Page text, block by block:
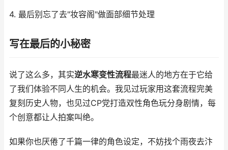
4. 最后别忘了去"妆容阁"做面部细节处理
写在最后的小秘密
说了这么多，其实逆水寒变性流程最迷人的地方在于它给
了我们体验不同人生的机会。我见过玩家用这套流程完美
复刻历史人物，也见过CP党打造双性角色玩分身剧情，每
个创意都让人拍案叫绝。
如果你也厌倦了千篇一律的角色设定，不妨找个雨夜去汴